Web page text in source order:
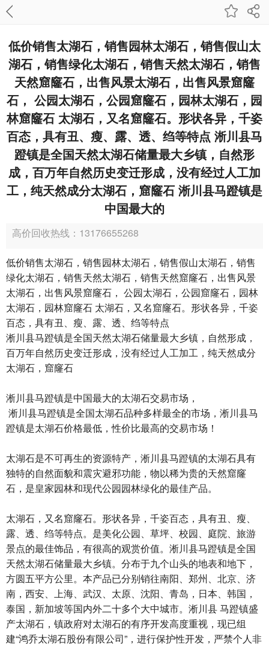
低价销售太湖石，销售园林太湖石，销售假山太
湖石，销售绿化太湖石，销售天然太湖石，销售
天然窟窿石，出售风景太湖石，出售风景窟窿
石， 公园太湖石，公园窟窿石，园林太湖石，园
林窟窿石 太湖石，又名窟窿石。形状各异，千姿
百态，具有丑、瘦、露、透、绉等特点 淅川县马
蹬镇是全国天然太湖石储量最大乡镇，自然形
成，百万年自然历史变迁形成，没有经过人工加
工，纯天然成分太湖石，窟窿石 淅川县马蹬镇是
中国最大的
高价回收热线：13176655268
低价销售太湖石，销售园林太湖石，销售假山太湖石，销售
绿化太湖石，销售天然太湖石，销售天然窟窿石，出售风景
太湖石，出售风景窟窿石， 公园太湖石，公园窟窿石，园林
太湖石，园林窟窿石 太湖石，又名窟窿石。形状各异，千姿
百态，具有丑、瘦、露、透、绉等特点
淅川县马蹬镇是全国天然太湖石储量最大乡镇，自然形成，
百万年自然历史变迁形成，没有经过人工加工，纯天然成分
太湖石，窟窿石
淅川县马蹬镇是中国最大的太湖石交易市场，
淅川县马蹬镇是全国太湖石品种多样最全的市场，淅川县马
蹬镇是太湖石价格最低，性价比最高的交易市场！
太湖石是不可再生的资源特产，淅川县马蹬镇的太湖石具有
独特的自然面貌和震灾避邪功能，物以稀为贵的天然窟窿
石，是皇家园林和现代公园园林绿化的最佳产品。
太湖石，又名窟窿石。形状各异，千姿百态，具有丑、瘦、
露、透、绉等特点。是美化公园、草坪、校园、庭院、旅游
景点的最佳饰品，有很高的观赏价值。淅川县马蹬镇是全国
天然太湖石储量最大乡镇。分布于九个山头的地表和地下，
方圆五平方公里。本产品已分别销往南阳、郑州、北京、济
南，西安、上海、武汉、太原、沈阳、青岛，日本、韩国，
泰国，新加坡等国内外二十多个大中城市。淅川县 马蹬镇盛
产太湖石，镇政府对太湖石的有序开发高度重视，现已组
建“鸿乔太湖石股份有限公司”，进行保护性开发，严禁个人非